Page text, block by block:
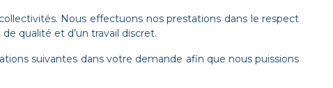
Nous effectuons nos prestations dans le respect
qualité et d’un travail discret.
suivantes dans votre demande afin que nous puissions